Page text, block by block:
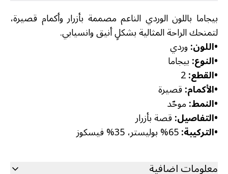
بيجاما باللون الوردي الناعم مصممة بأزرار وأكمام قصيرة،
لتمنحك الراحة المثالية بشكلٍ أنيق وانسيابي.
•اللون:وردي
•النوع:بيجاما
•القطع:
•الأكمام:قصيرة
•النمط:موحّد
•التفاصيل:قصة بأزرار
•التركيبة:
معلومات اضافية